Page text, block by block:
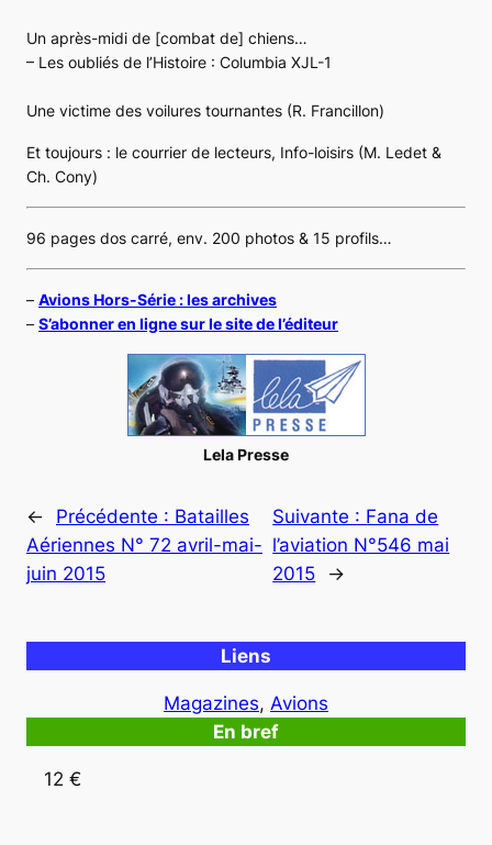
Un après-midi de [combat de] chiens…
– Les oubliés de l’Histoire : Columbia XJL-1
Une victime des voilures tournantes (R. Francillon)
Et toujours : le courrier de lecteurs, Info-loisirs (M. Ledet &
Ch. Cony)
96 pages dos carré, env. 200 photos & 15 profils…
– Avions Hors-Série : les archives
– S’abonner en ligne sur le site de l’éditeur
Lela Presse
← Précédente : Batailles
Aériennes N° 72 avril-mai-
juin 2015
Suivante : Fana de
l’aviation N°546 mai
2015
→
Liens
Magazines, Avions
En bref
12 €